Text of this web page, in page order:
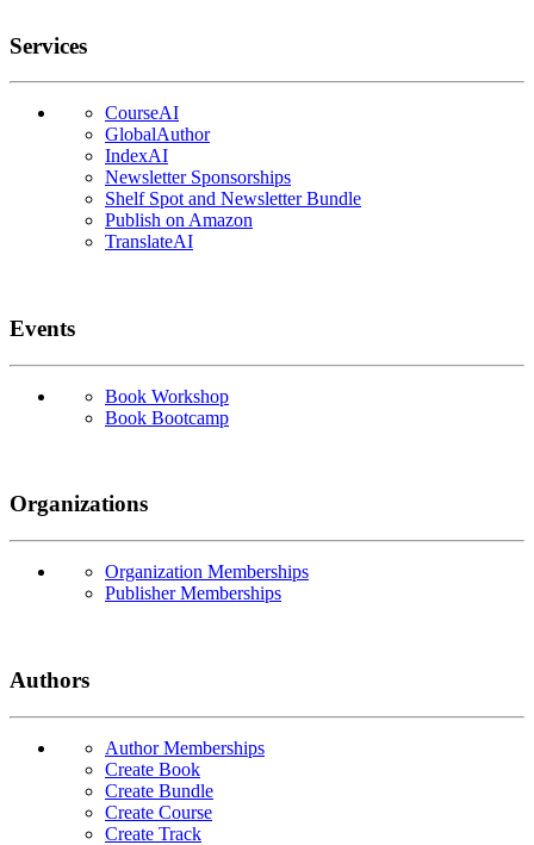
Services
CourseAI
GlobalAuthor
IndexAI
Newsletter Sponsorships
Shelf Spot and Newsletter Bundle
Publish on Amazon
TranslateAI
Events
Book Workshop
Book Bootcamp
Organizations
Organization Memberships
Publisher Memberships
Authors
Author Memberships
Create Book
Create Bundle
Create Course
Create Track